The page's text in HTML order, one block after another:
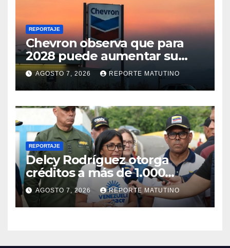
REPORTAJE
Chevron observa que para
2028 puede aumentar su
producción en Venezuela y
extraer alrededor de 420.000
barriles diarios
AGOSTO 7, 2026 REPORTE MATUTINO
REPORTAJE
Delcy Rodríguez otorga
créditos a más de 1.000
comercios para apoyar a los
emprendedores afectados
por los terremotos
AGOSTO 7, 2026 REPORTE MATUTINO